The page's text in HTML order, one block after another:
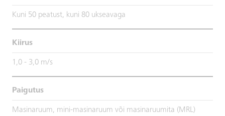
Kuni 50 peatust, kuni 80 ukseavaga
Kiirus
1,0 - 3,0 m/s
Paigutus
Masinaruum, mini-masinaruum või masinaruumita (MRL)